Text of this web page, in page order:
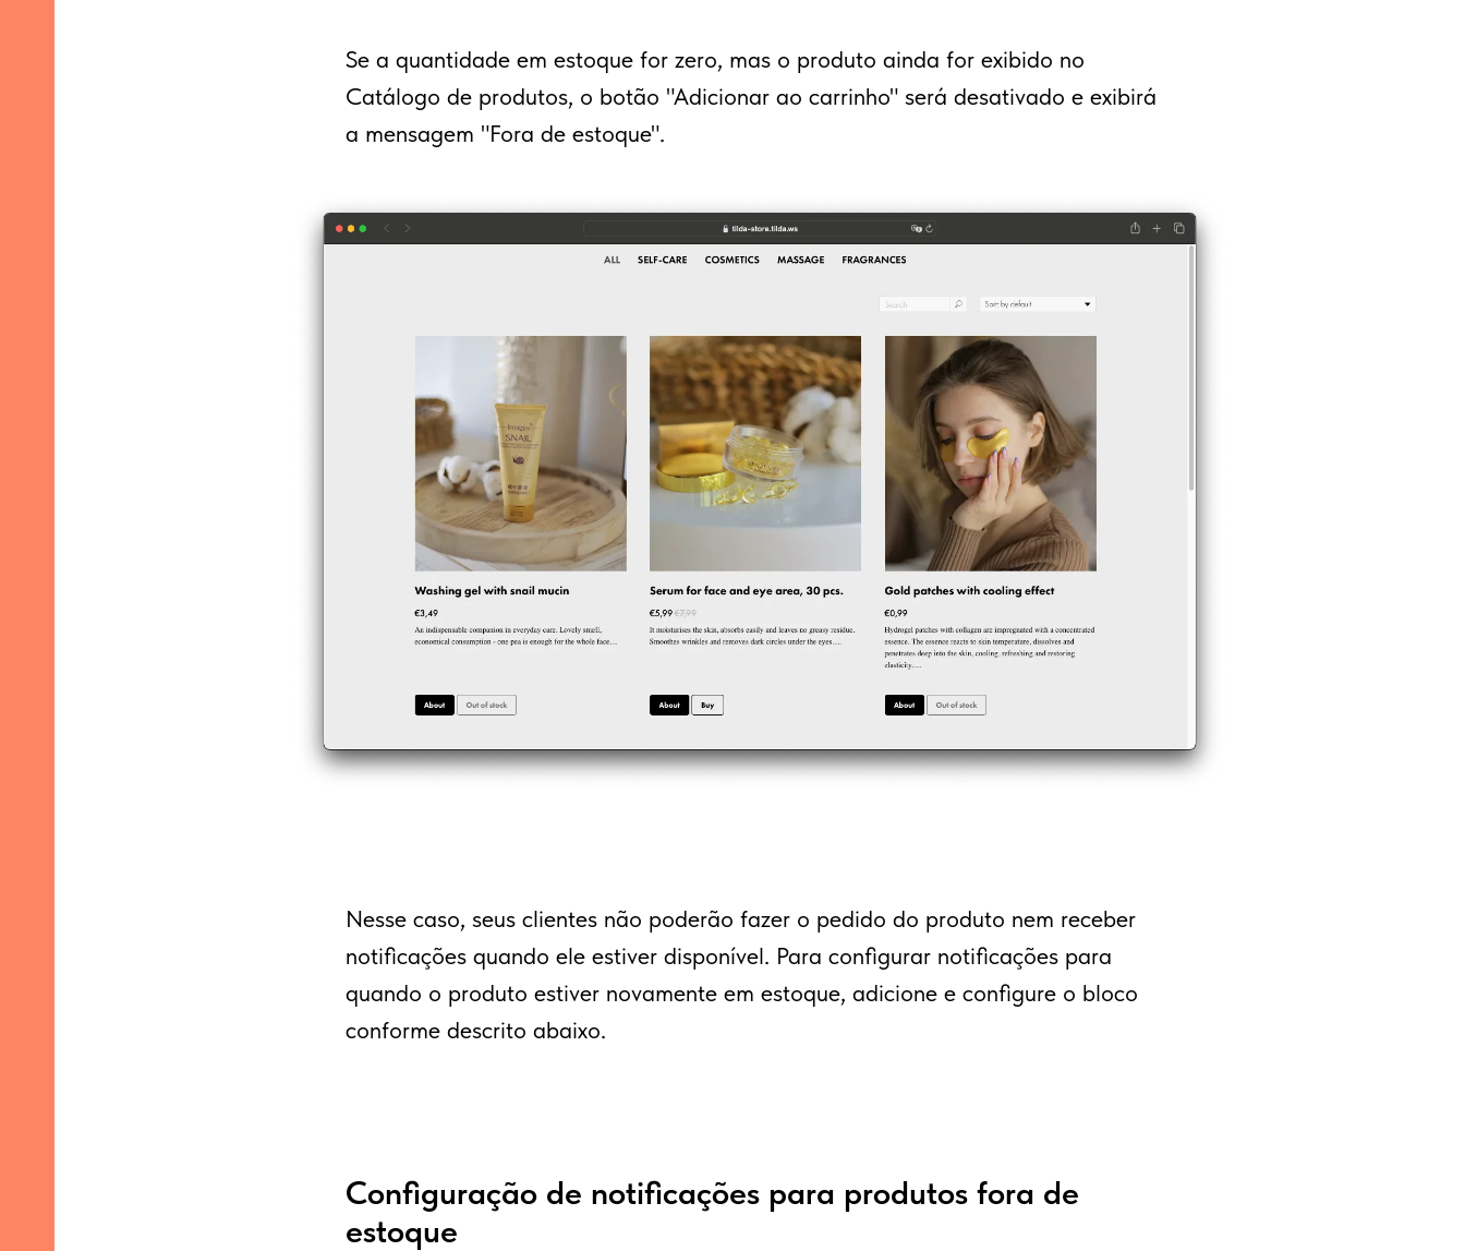
Se a quantidade em estoque for zero, mas o produto ainda for exibido no
Catálogo de produtos, o botão "Adicionar ao carrinho" será desativado e exibirá
a mensagem "Fora de estoque".
Nesse caso, seus clientes não poderão fazer o pedido do produto nem receber
notificações quando ele estiver disponível. Para configurar notificações para
quando o produto estiver novamente em estoque, adicione e configure o bloco
conforme descrito abaixo.
Configuração de notificações para produtos fora de
estoque